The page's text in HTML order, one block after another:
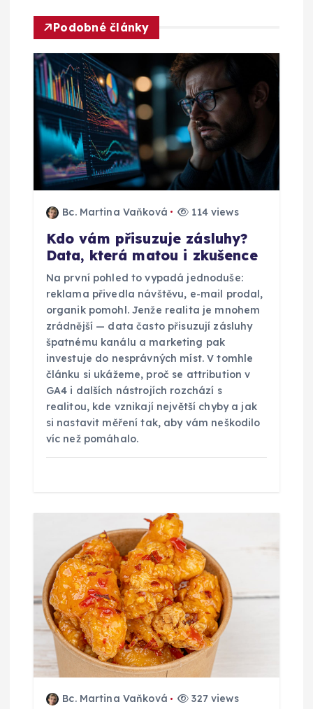
e
p
r
o
p
ř
Podobné články
Bc. Martina Vaňková 114 views
Kdo vám přisuzuje zásluhy?
Data, která matou i zkušence
Na první pohled to vypadá jednoduše:
reklama přivedla návštěvu, e-mail prodal,
organik pomohl. Jenže realita je mnohem
zrádnější — data často přisuzují zásluhy
špatnému kanálu a marketing pak
investuje do nesprávných míst. V tomhle
článku si ukážeme, proč se attribution v
GA4 i dalších nástrojích rozchází s
realitou, kde vznikají největší chyby a jak
si nastavit měření tak, aby vám neškodilo
víc než pomáhalo.
Bc. Martina Vaňková 327 views